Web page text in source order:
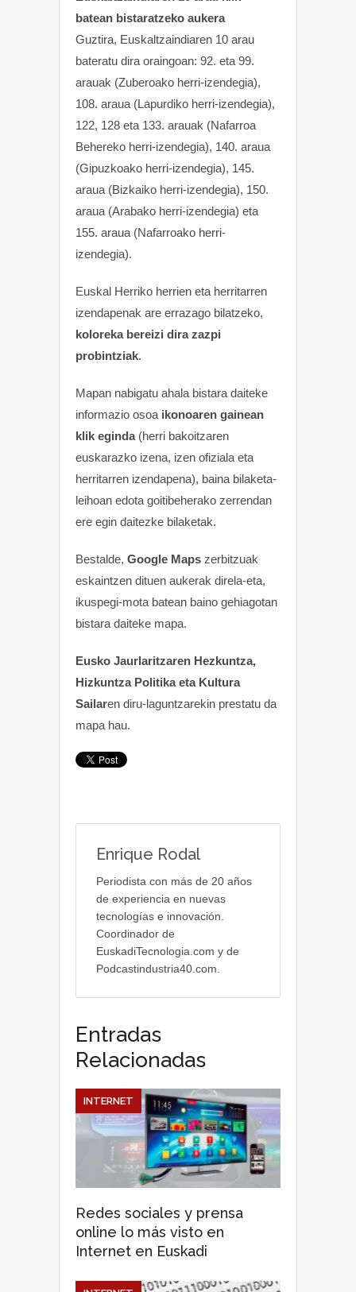
batean bistaratzeko aukera
Guztira, Euskaltzaindiaren 10 arau
bateratu dira oraingoan: 92. eta 99.
arauak (Zuberoako herri-izendegia),
108. araua (Lapurdiko herri-izendegia),
122, 128 eta 133. arauak (Nafarroa
Behereko herri-izendegia), 140. araua
(Gipuzkoako herri-izendegia), 145.
araua (Bizkaiko herri-izendegia), 150.
araua (Arabako herri-izendegia) eta
155. araua (Nafarroako herri-
izendegia).
Euskal Herriko herrien eta herritarren
izendapenak are errazago bilatzeko,
koloreka bereizi dira zazpi
probintziak.
Mapan nabigatu ahala bistara daiteke
informazio osoa ikonoaren gainean
klik eginda(herri bakoitzaren
euskarazko izena, izen ofiziala eta
herritarren izendapena), baina bilaketa-
leihoan edota goitibeherako zerrendan
ere egin daitezke bilaketak.
Bestalde, Google Maps zerbitzuak
eskaintzen dituen aukerak direla-eta,
ikuspegi-mota batean baino gehiagotan
bistara daiteke mapa.
Eusko Jaurlaritzaren Hezkuntza,
Hizkuntza Politika eta Kultura
Sailaren diru-laguntzarekin prestatu da
mapa hau.
Enrique Rodal
Periodista con más de 20 años
de experiencia en nuevas
tecnologías e innovación.
Coordinador de
EuskadiTecnologia.com y de
Podcastindustria40.com.
Entradas
Relacionadas
Redes sociales y prensa
online lo más visto en
Internet en Euskadi
INTERNET